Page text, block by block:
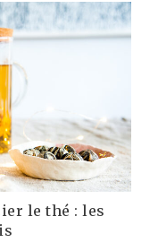
le thé : les